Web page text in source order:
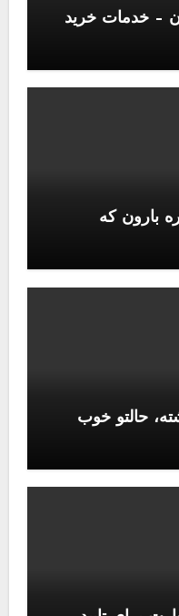
– خدمات خرید
بارون که
حالتو خوب